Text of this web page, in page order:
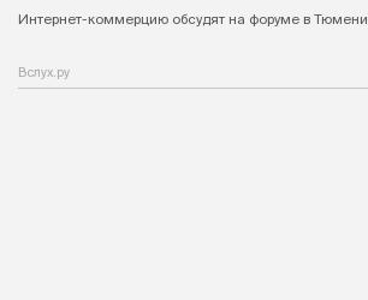
Интернет-коммерцию обсудят на форуме в Тюмени.
Вслух.ру